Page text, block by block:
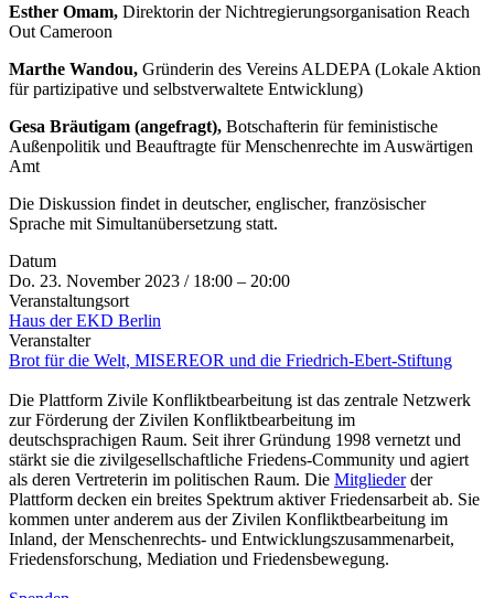
Esther Omam, Direktorin der Nichtregierungsorganisation Reach
Out Cameroon
Marthe Wandou, Gründerin des Vereins ALDEPA (Lokale Aktion
für partizipative und selbstverwaltete Entwicklung)
Gesa Bräutigam (angefragt), Botschafterin für feministische
Außenpolitik und Beauftragte für Menschenrechte im Auswärtigen
Amt
Die Diskussion findet in deutscher, englischer, französischer
Sprache mit Simultanübersetzung statt.
Datum
Do. 23. November 2023 / 18:00 – 20:00
Veranstaltungsort
Haus der EKD Berlin
Veranstalter
Brot für die Welt, MISEREOR und die Friedrich-Ebert-Stiftung
Die Plattform Zivile Konfliktbearbeitung ist das zentrale Netzwerk
zur Förderung der Zivilen Konfliktbearbeitung im
deutschsprachigen Raum. Seit ihrer Gründung 1998 vernetzt und
stärkt sie die zivilgesellschaftliche Friedens-Community und agiert
als deren Vertreterin im politischen Raum. Die Mitgliederder
Plattform decken ein breites Spektrum aktiver Friedensarbeit ab. Sie
kommen unter anderem aus der Zivilen Konfliktbearbeitung im
Inland, der Menschenrechts- und Entwicklungszusammenarbeit,
Friedensforschung, Mediation und Friedensbewegung.